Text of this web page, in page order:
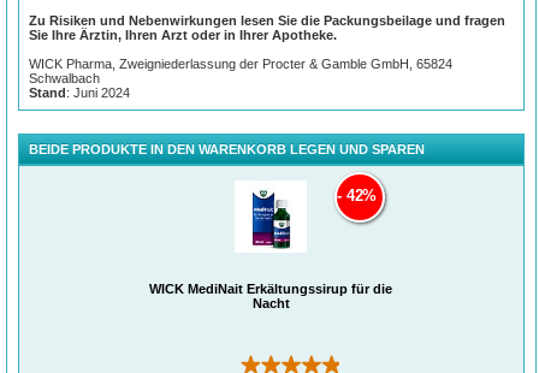
Die Anwendung ist
zugelassen für
Erwachsene und
Jugendliche ab 16 Jahren.
Nicht länger als 3 Tage in
Folge ohne ärztlichen Rat
Zu Risiken und Nebenwirkungen lesen Sie die Packungsbeilage und fragen
Sie Ihre Ärztin, Ihren Arzt oder in Ihrer Apotheke.
WICK Pharma, Zweigniederlassung der Procter & Gamble GmbH, 65824
Schwalbach
Stand: Juni 2024
BEIDE PRODUKTE IN DEN WARENKORB LEGEN UND SPAREN
WICK MediNait Erkältungssirup für die
Nacht
(723)
42%